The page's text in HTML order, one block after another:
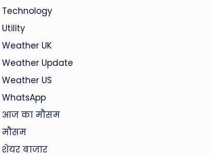
Technology
Utility
Weather UK
Weather Update
Weather US
WhatsApp
आज का मौसम
मौसम
शेयर बाजार